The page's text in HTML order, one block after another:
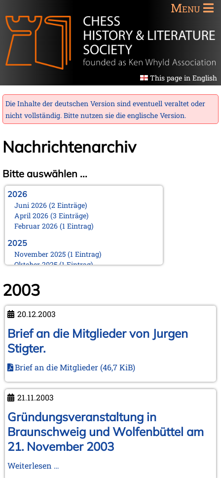
Menu
This page in English
Die Inhalte der deutschen Version sind eventuell veraltet oder
nicht vollständig. Bitte nutzen sie die englische Version.
Nachrichtenarchiv
Bitte auswählen ...
2026
Juni 2026 (2 Einträge)
April 2026 (3 Einträge)
Februar 2026 (1 Eintrag)
2025
November 2025 (1 Eintrag)
Oktober 2025 (1 Eintrag)
Juni 2025 (1 Eintrag)
März 2025 (1 Eintrag)
Februar 2025 (1 Eintrag)
Januar 2025 (1 Eintrag)
2024
November 2024 (1 Eintrag)
Oktober 2024 (1 Eintrag)
August 2024 (2 Einträge)
Februar 2024 (2 Einträge)
Januar 2024 (1 Eintrag)
2023
September 2023 (1 Eintrag)
August 2023 (1 Eintrag)
April 2023 (1 Eintrag)
März 2023 (1 Eintrag)
2022
2003
20.12.2003
Brief an die Mitglieder von Jurgen
Stigter.
Brief an die Mitglieder (46,7 KiB)
21.11.2003
Gründungsveranstaltung in
Braunschweig und Wolfenbüttel am
21. November 2003
Weiterlesen …